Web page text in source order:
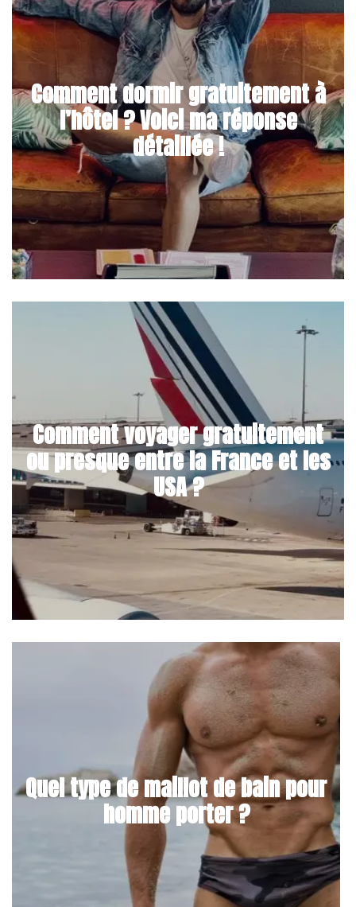
Comment dormir gratuitement à
l’hôtel ? Voici ma réponse
détaillée !
Comment voyager gratuitement
ou presque entre la France et les
USA ?
Quel type de maillot de bain pour
homme porter ?